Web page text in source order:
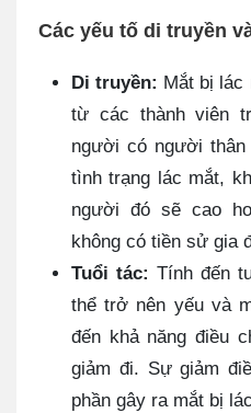
Các yếu tố di truyền
Di truyền: Mắt bị
từ các thành viên
người có người thân
tình trạng lác mắt,
người đó sẽ cao
không có tiền sử gia
Tuổi tác: Tính đến
thể trở nên yếu và
đến khả năng điều
giảm đi. Sự giảm
phần gây ra mắt bị